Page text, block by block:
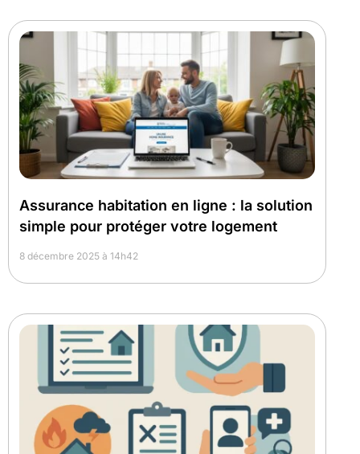
Assurance habitation en ligne : la solution
simple pour protéger votre logement
8 décembre 2025 à 14h42